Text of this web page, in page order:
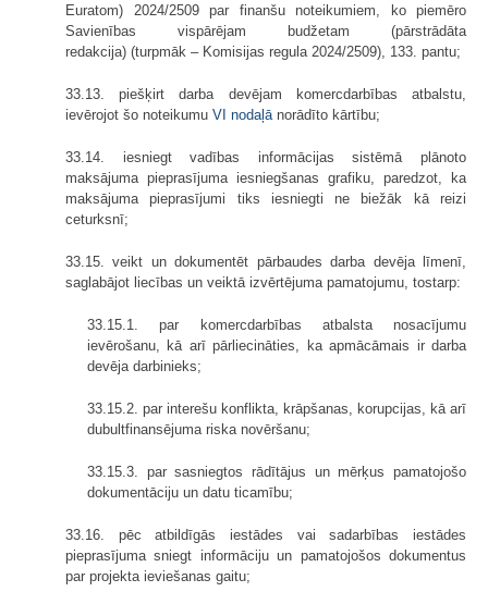
Euratom) 2024/2509 par finanšu noteikumiem, ko piemēro
Savienības vispārējam budžetam (pārstrādāta
redakcija) (turpmāk – Komisijas regula 2024/2509), 133. pantu;
33.13. piešķirt darba devējam komercdarbības atbalstu,
ievērojot šo noteikumu VI nodaļā norādīto kārtību;
33.14. iesniegt vadības informācijas sistēmā plānoto
maksājuma pieprasījuma iesniegšanas grafiku, paredzot, ka
maksājuma pieprasījumi tiks iesniegti ne biežāk kā reizi
ceturksnī;
33.15. veikt un dokumentēt pārbaudes darba devēja līmenī,
saglabājot liecības un veiktā izvērtējuma pamatojumu, tostarp:
33.15.1. par komercdarbības atbalsta nosacījumu
ievērošanu, kā arī pārliecināties, ka apmācāmais ir darba
devēja darbinieks;
33.15.2. par interešu konflikta, krāpšanas, korupcijas, kā arī
dubultfinansējuma riska novēršanu;
33.15.3. par sasniegtos rādītājus un mērķus pamatojošo
dokumentāciju un datu ticamību;
33.16. pēc atbildīgās iestādes vai sadarbības iestādes
pieprasījuma sniegt informāciju un pamatojošos dokumentus
par projekta ieviešanas gaitu;